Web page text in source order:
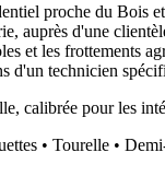
proche du Bois
auprès d'une
et les frottements
d'un technicien
calibrée pour les
• Tourelle •